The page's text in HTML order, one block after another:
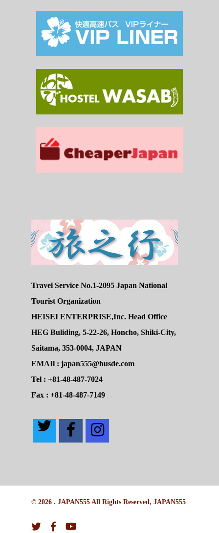
Travel Service No.1-2095 Japan National
Tourist Organization
HEISEI ENTERPRISE,Inc. Head Office
HEG Buliding, 5-22-26, Honcho, Shiki-City,
Saitama, 353-0004, JAPAN
EMAIl : japan555@busde.com
Tel : +81-48-487-7024
Fax : +81-48-487-7149
© 2026 . JAPAN555 All Rights Reserved, JAPAN555